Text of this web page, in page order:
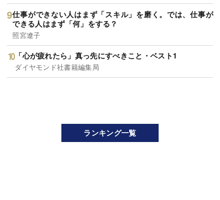
仕事ができない人はまず「スキル」を磨く。では、仕事が
できる人はまず「何」をする？
照宮遼子
「心が疲れたら」真っ先にすべきこと・ベスト1
ダイヤモンド社書籍編集局
ランキング一覧